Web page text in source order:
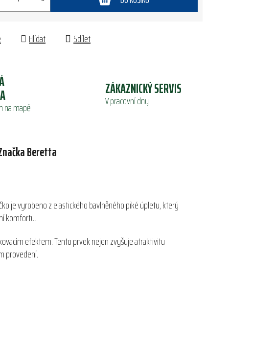
Hlídat Sdílet
na mapě
ZÁKAZNICKÝ SERVIS
V pracovní dny
Beretta
je vyrobeno z elastického bavlněného piké úpletu, který
komfortu.
efektem. Tento prvek nejen zvyšuje atraktivitu
provedení.